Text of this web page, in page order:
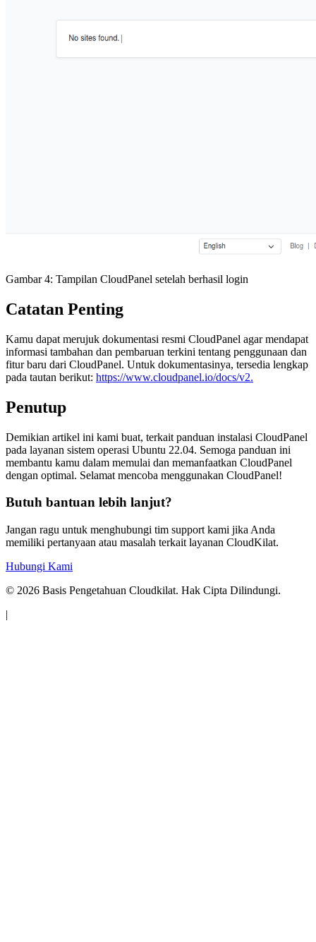
Gambar 4: Tampilan CloudPanel setelah berhasil login
Catatan Penting
Kamu dapat merujuk dokumentasi resmi CloudPanel agar mendapat
informasi tambahan dan pembaruan terkini tentang penggunaan dan
fitur baru dari CloudPanel. Untuk dokumentasinya, tersedia lengkap
pada tautan berikut: https://www.cloudpanel.io/docs/v2.
Penutup
Demikian artikel ini kami buat, terkait panduan instalasi CloudPanel
pada layanan sistem operasi Ubuntu 22.04. Semoga panduan ini
membantu kamu dalam memulai dan memanfaatkan CloudPanel
dengan optimal. Selamat mencoba menggunakan CloudPanel!
Butuh bantuan lebih lanjut?
Jangan ragu untuk menghubungi tim support kami jika Anda
memiliki pertanyaan atau masalah terkait layanan CloudKilat.
Hubungi Kami
© 2026 Basis Pengetahuan Cloudkilat. Hak Cipta Dilindungi.
|